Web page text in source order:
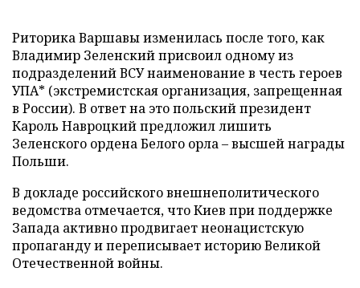
Риторика Варшавы изменилась после того, как
Владимир Зеленский присвоил одному из
подразделений ВСУ наименование в честь героев
УПА* (экстремистская организация, запрещенная
в России). В ответ на это польский президент
Кароль Навроцкий предложил лишить
Зеленского ордена Белого орла – высшей награды
Польши.
В докладе российского внешнеполитического
ведомства отмечается, что Киев при поддержке
Запада активно продвигает неонацистскую
пропаганду и переписывает историю Великой
Отечественной войны.